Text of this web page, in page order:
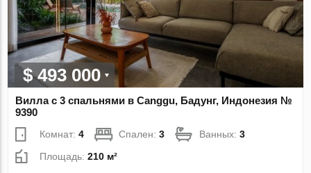
$ 493 000
Вилла с 3 спальнями в Canggu, Бадунг, Индонезия №
9390
Комнат:4 Спален:3 Ванных:3
Площадь:210 м²